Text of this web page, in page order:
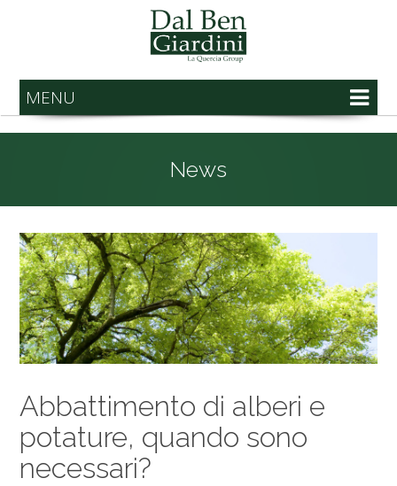
MENU
News
Abbattimento di alberi e
potature, quando sono
necessari?